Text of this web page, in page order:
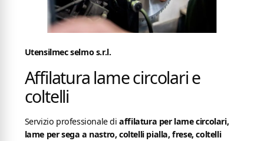
Utensilmec selmo s.r.l.
Affilatura lame circolari e
coltelli
Servizio professionale diaffilatura per lame circolari,
lame per sega a nastro, coltelli pialla, frese, coltelli